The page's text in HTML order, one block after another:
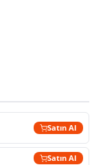
Satın Al
Satın Al